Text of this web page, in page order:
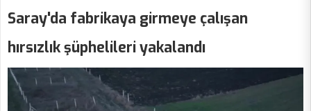
Saray'da fabrikaya girmeye çalışan
hırsızlık şüphelileri yakalandı